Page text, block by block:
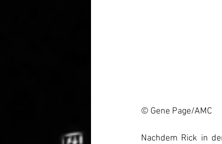
© Gene Page/AMC
Nachdem Rick in